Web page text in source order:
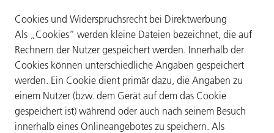
Cookies und Widerspruchsrecht bei Direktwerbung
Als „Cookies“ werden kleine Dateien bezeichnet, die auf
Rechnern der Nutzer gespeichert werden. Innerhalb der
Cookies können unterschiedliche Angaben gespeichert
werden. Ein Cookie dient primär dazu, die Angaben zu
einem Nutzer (bzw. dem Gerät auf dem das Cookie
gespeichert ist) während oder auch nach seinem Besuch
innerhalb eines Onlineangebotes zu speichern. Als